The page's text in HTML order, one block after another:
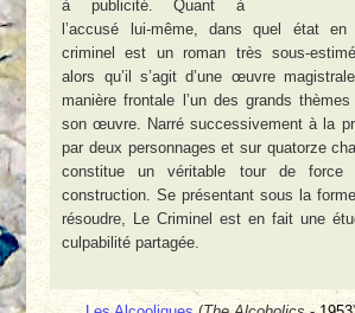
à publicité. Quant à
l’accusé lui-même, dans quel état
criminel est un roman très sous-
alors qu’il s’agit d’une œuvre
manière frontale l’un des grands
son œuvre. Narré successivement à la
par deux personnages et sur quatorze
constitue un véritable tour de
construction. Se présentant sous la
résoudre, Le Criminel est en fait une
culpabilité partagée.